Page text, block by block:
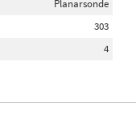
Planarsonde
303
4